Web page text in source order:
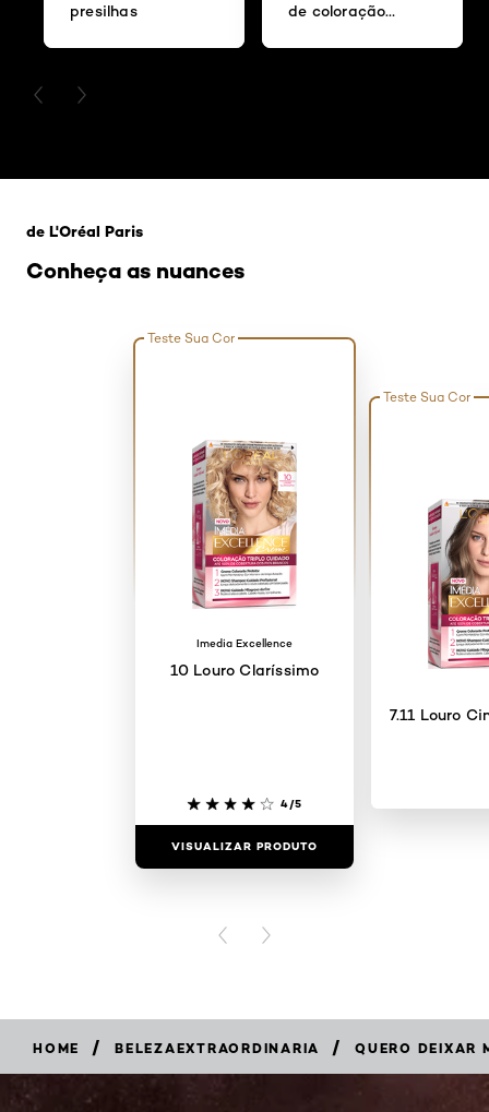
presilhas
de coloração
PREVIOUS CARD
NEXT CARD
Conheça as nuances
de L'Oréal Paris
Teste Sua Cor
Imedia Excellence
10 Louro Claríssimo
4/5
VISUALIZAR PRODUTO
Teste Sua Cor
7.11 Louro
PREVIOUS CARD
NEXT CARD
HOME / BELEZAEXTRAORDINARIA / QUERO DEIXAR